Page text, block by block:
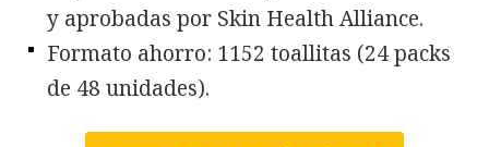
y aprobadas por Skin Health Alliance.
Formato ahorro: 1152 toallitas (24 packs
de 48 unidades).